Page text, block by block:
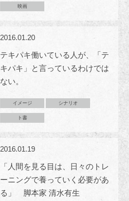
映画
2016.01.20
テキパキ働いている人が、「テ
キパキ」と言っているわけでは
ない。
イメージ シナリオ
ト書
2016.01.19
「人間を見る目は、日々のトレ
ーニングで養っていく必要があ
る」 脚本家 清水有生